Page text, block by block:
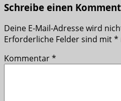
Schreibe einen
Deine E-Mail-Adresse wird
Erforderliche Felder sind mit*
Kommentar*